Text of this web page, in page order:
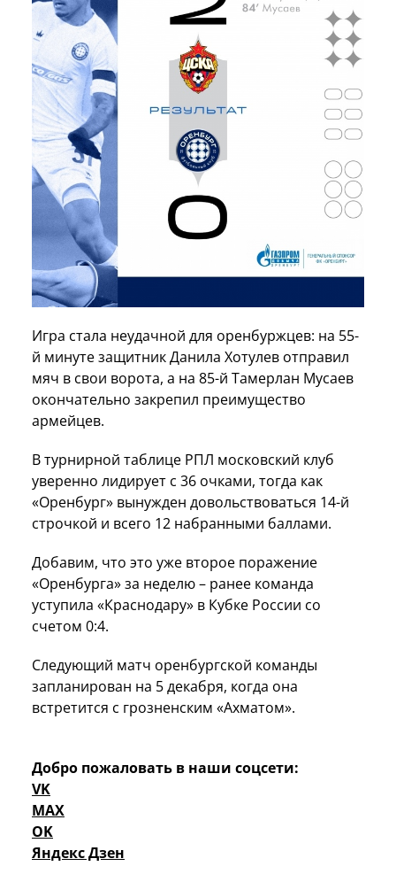
Игра стала неудачной для оренбуржцев: на 55-
й минуте защитник Данила Хотулев отправил
мяч в свои ворота, а на 85-й Тамерлан Мусаев
окончательно закрепил преимущество
армейцев.
В турнирной таблице РПЛ московский клуб
уверенно лидирует с 36 очками, тогда как
«Оренбург» вынужден довольствоваться 14-й
строчкой и всего 12 набранными баллами.
Добавим, что это уже второе поражение
«Оренбурга» за неделю – ранее команда
уступила «Краснодару» в Кубке России со
счетом 0:4.
Следующий матч оренбургской команды
запланирован на 5 декабря, когда она
встретится с грозненским «Ахматом».
Добро пожаловать в наши соцсети:
VK
MAX
OK
Яндекс Дзен